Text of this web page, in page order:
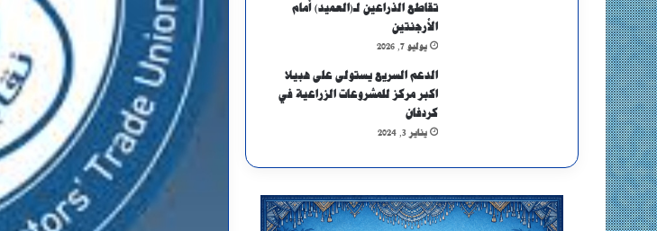
تقاطع الذراعين لـ(العميد) أمام
الأرجنتين
يوليو 7, 2026
الدعم السريع يستولى على هبيلا
اكبر مركز للمشروعات الزراعية في
كردفان
يناير 3, 2024